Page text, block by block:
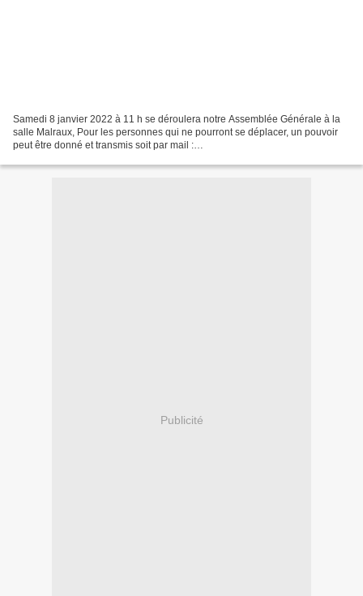
Samedi 8 janvier 2022 à 11 h se déroulera notre Assemblée Générale à la
salle Malraux, Pour les personnes qui ne pourront se déplacer, un pouvoir
peut être donné et transmis soit par mail :
Publicité